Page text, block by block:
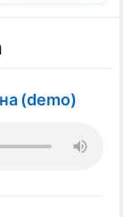
(demo)